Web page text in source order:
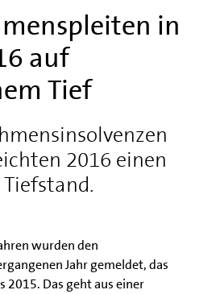
in
auf
Tief
2016 einen
wurden den
Jahr gemeldet, das
2015. Das geht aus einer